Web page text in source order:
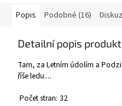
Popis Podobné (16)
Detailní popis
Tam, za Letním údolím a
říše ledu....
Počet stran: 32